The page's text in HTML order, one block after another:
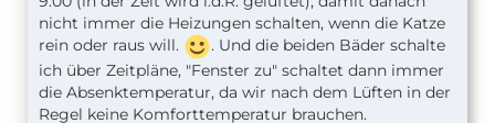
nicht immer die Heizungen schalten, wenn die Katze
rein oder raus will.
. Und die beiden Bäder schalte
ich über Zeitpläne, "Fenster zu" schaltet dann immer
die Absenktemperatur, da wir nach dem Lüften in der
Regel keine Komforttemperatur brauchen.